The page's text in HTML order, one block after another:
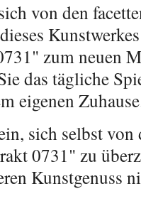
von den
zum neuen
das tägliche
eigenen
sich selbst von
0731" zu
Kunstgenuss